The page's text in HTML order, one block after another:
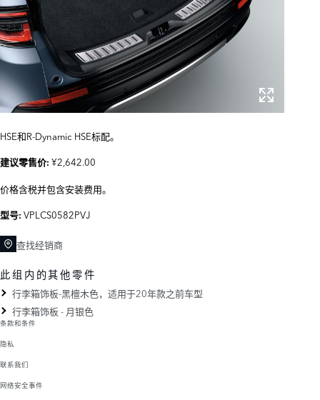
HSE和R-Dynamic HSE标配。
建议零售价: ¥2,642.00
价格含税并包含安装费用。
型号: VPLCS0582PVJ
查找经销商
此组内的其他零件
行李箱饰板-黑檀木色，适用于20年款之前车型
行李箱饰板 - 月银色
条款和条件
隐私
联系我们
网络安全事件